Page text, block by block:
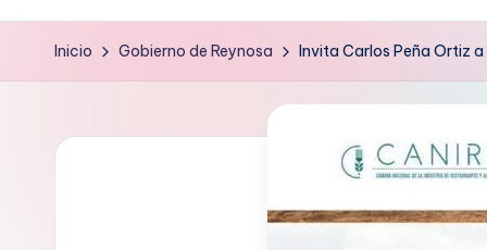
e
g
Inicio Gobierno de Reynosa Invita Carlos Peña Ortiz